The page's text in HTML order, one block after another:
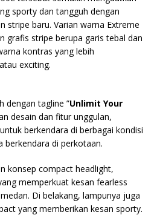
sporty dan tangguh dengan
stripe baru. Varian warna Extreme
grafis stripe berupa garis tebal dan
kontras yang lebih
exciting.
dengan tagline ”Unlimit Your
desain dan fitur unggulan,
berkendara di berbagai kondisi
berkendara di perkotaan.
konsep compact headlight,
memperkuat kesan fearless
Di belakang, lampunya juga
yang memberikan kesan sporty.